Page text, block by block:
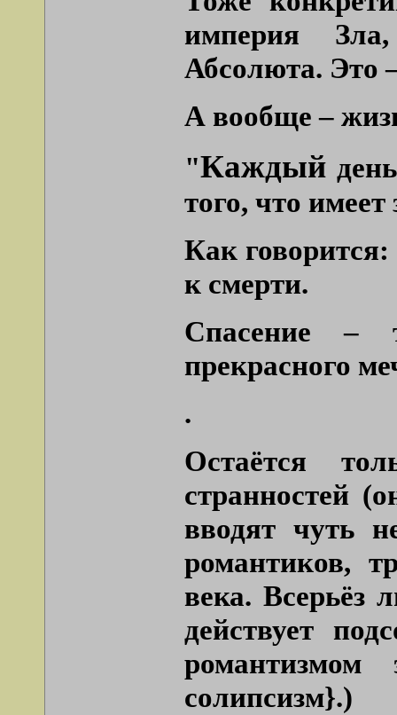
империя Зла,
Абсолюта. Это
А вообще –
"Каждый
того, что имеет
Как
к смерти.
Спасение –
прекрасного
.
Остаётся
странностей
вводят чуть
романтиков,
века. Всерьёз
действует
романтизмом
солипсизм}.)